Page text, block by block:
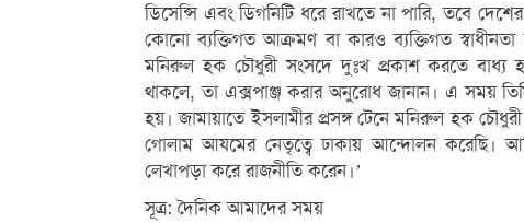
ডিসেন্সি এবং ডিগনিটি ধরে রাখতে না পারি, তবে
কোনো ব্যক্তিগত আক্রমণ বা কারও ব্যক্তিগত
মনিরুল হক চৌধুরী সংসদে দুঃখ প্রকাশ করতে
থাকলে, তা এক্সপাঞ্জ করার অনুরোধ জানান। এ সময়
হয়। জামায়াতে ইসলামীর প্রসঙ্গ টেনে মনিরুল হক
গোলাম আযমের নেতৃত্বে ঢাকায় আন্দোলন করেছি।
লেখাপড়া করে রাজনীতি করেন।’
সূত্র: দৈনিক আমাদের সময়